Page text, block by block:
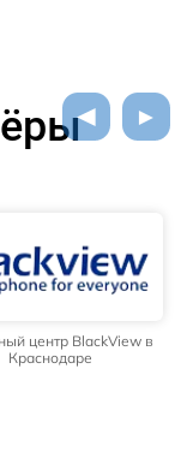
центр BlackView в
Краснодаре